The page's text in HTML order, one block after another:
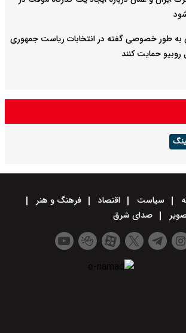
به طور خصوصی گفته در انتخابات ریاست جمهوری
سیاست اقتصاد
فرهنگ و هنر
صدای شرق